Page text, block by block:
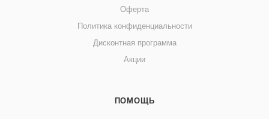
Оферта
Политика конфиденциальности
Дисконтная программа
Акции
ПОМОЩЬ